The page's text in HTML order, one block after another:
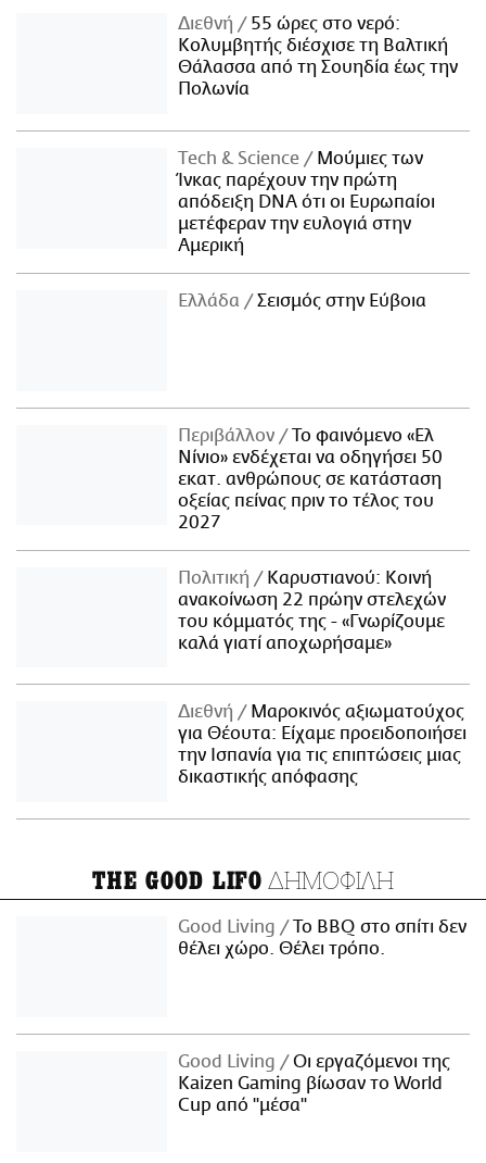
Διεθνή
55 ώρες στο νερό:
Κολυμβητής διέσχισε τη Βαλτική
Θάλασσα από τη Σουηδία έως την
Πολωνία
Τech & Science
Μούμιες των
Ίνκας παρέχουν την πρώτη
απόδειξη DNA ότι οι Ευρωπαίοι
μετέφεραν την ευλογιά στην
Αμερική
Ελλάδα Σεισμός στην Εύβοια
Περιβάλλον
Το φαινόμενο «Ελ
Νίνιο» ενδέχεται να οδηγήσει 50
εκατ. ανθρώπους σε κατάσταση
οξείας πείνας πριν το τέλος του
2027
Πολιτική
Καρυστιανού: Κοινή
ανακοίνωση 22 πρώην στελεχών
του κόμματός της - «Γνωρίζουμε
καλά γιατί αποχωρήσαμε»
Διεθνή
Μαροκινός αξιωματούχος
για Θέουτα: Είχαμε προειδοποιήσει
την Ισπανία για τις επιπτώσεις μιας
δικαστικής απόφασης
THE GOOD LIFO ΔΗΜΟΦΙΛΗ
Good Living
Το BBQ στο σπίτι δεν
θέλει χώρο. Θέλει τρόπο.
Good Living
Οι εργαζόμενοι της
Kaizen Gaming βίωσαν το World
Cup από "μέσα"